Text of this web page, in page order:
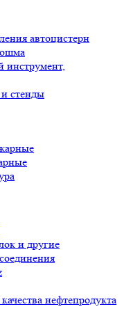
автоцистерн
инструмент,
стенды
и другие
нефтепродукта